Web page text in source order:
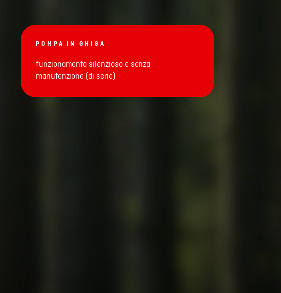
POMPA IN GHISA
funzionamento silenzioso e senza
manutenzione (di serie)